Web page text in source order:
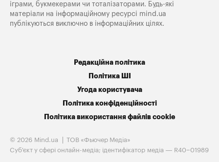
іграми, букмекерами чи тоталізаторами. Будь-які
матеріали на інформаційному ресурсі mind.ua
публікуються виключно в інформаційних цілях.
Редакційна політика
Політика ШІ
Угода користувача
Політика конфіденційності
Політика використання файлів cookie
© 2026 Mind.ua
ТОВ «Фьючер Медiа»
Cуб'єкт у сфері онлайн-медіа; ідентифікатор медіа — R40−01989